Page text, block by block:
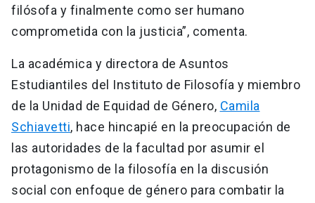
filósofa y finalmente como ser humano
comprometida con la justicia”, comenta.
La académica y directora de Asuntos
Estudiantiles del Instituto de Filosofía y miembro
de la Unidad de Equidad de Género, Camila
Schiavetti, hace hincapié en la preocupación de
las autoridades de la facultad por asumir el
protagonismo de la filosofía en la discusión
social con enfoque de género para combatir la